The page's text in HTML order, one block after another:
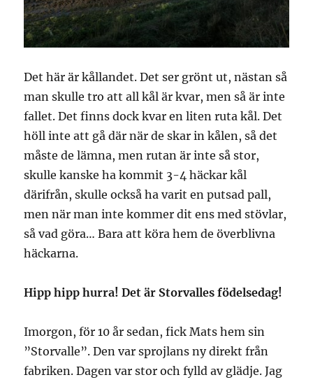
Det här är kållandet. Det ser grönt ut, nästan så
man skulle tro att all kål är kvar, men så är inte
fallet. Det finns dock kvar en liten ruta kål. Det
höll inte att gå där när de skar in kålen, så det
måste de lämna, men rutan är inte så stor,
skulle kanske ha kommit 3-4 häckar kål
därifrån, skulle också ha varit en putsad pall,
men när man inte kommer dit ens med stövlar,
så vad göra… Bara att köra hem de överblivna
häckarna.
Hipp hipp hurra! Det är Storvalles födelsedag!
Imorgon, för 10 år sedan, fick Mats hem sin
”Storvalle”. Den var sprojlans ny direkt från
fabriken. Dagen var stor och fylld av glädje. Jag